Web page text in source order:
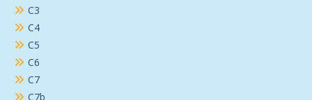
C3
C4
C5
C6
C7
C7b